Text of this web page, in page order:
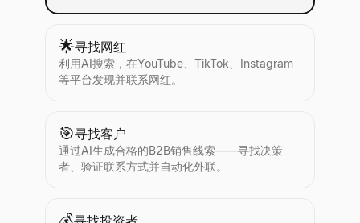
🌟寻找网红
利用AI搜索，在YouTube、TikTok、Instagram
等平台发现并联系网红。
🎯寻找客户
通过AI生成合格的B2B销售线索——寻找决策
者、验证联系方式并自动化外联。